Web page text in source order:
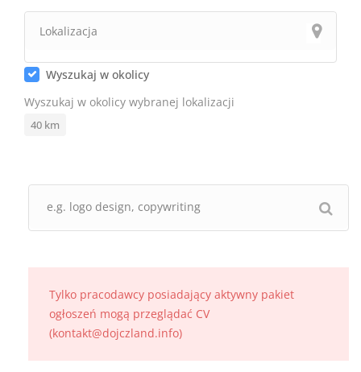
Wyszukaj w okolicy
Wyszukaj w okolicy wybranej lokalizacji
40 km
Tylko pracodawcy posiadający aktywny pakiet
ogłoszeń mogą przeglądać CV
(kontakt@dojczland.info)